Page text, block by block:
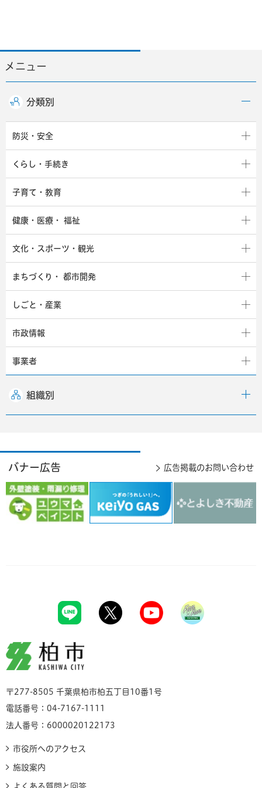
メニュー
分類別
防災・安全
くらし・手続き
子育て・教育
健康・医療・ 福祉
文化・スポーツ・観光
まちづくり・ 都市開発
しごと・産業
市政情報
事業者
組織別
バナー広告 広告掲載のお問い合わせ
柏市
〒277-8505 千葉県柏市柏五丁目10番1号
電話番号：04-7167-1111
法人番号：6000020122173
市役所へのアクセス
施設案内
よくある質問と回答